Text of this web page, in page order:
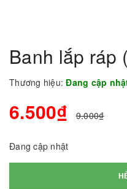
Banh lắp ráp
Thương hiệu: Đang cập
6.500₫ 9.000₫
Đang cập nhật